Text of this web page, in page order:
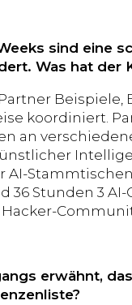
sind eine
Was hat der
Beispiele,
koordiniert.
an
AI-
36 Stunden 3
erwähnt,